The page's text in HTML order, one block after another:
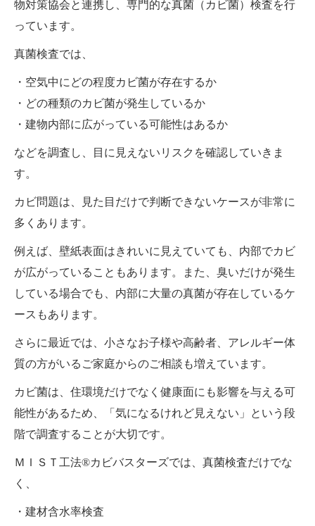
物対策協会と連携し、専門的な真菌（カビ菌）検査を行
っています。
真菌検査では、
・空気中にどの程度カビ菌が存在するか
・どの種類のカビ菌が発生しているか
・建物内部に広がっている可能性はあるか
などを調査し、目に見えないリスクを確認していきま
す。
カビ問題は、見た目だけで判断できないケースが非常に
多くあります。
例えば、壁紙表面はきれいに見えていても、内部でカビ
が広がっていることもあります。また、臭いだけが発生
している場合でも、内部に大量の真菌が存在しているケ
ースもあります。
さらに最近では、小さなお子様や高齢者、アレルギー体
質の方がいるご家庭からのご相談も増えています。
カビ菌は、住環境だけでなく健康面にも影響を与える可
能性があるため、「気になるけれど見えない」という段
階で調査することが大切です。
ＭＩＳＴ工法®カビバスターズでは、真菌検査だけでな
く、
・建材含水率検査